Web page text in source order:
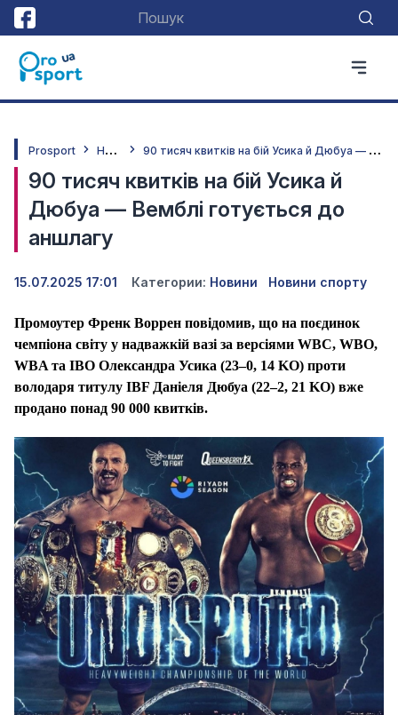
Prosport Н
овини 9
0 тисяч квитків на бій Усика й Дюбуа — Вемблі готується до аншлагу
90 тисяч квитків на бій Усика й
Дюбуа — Вемблі готується до
аншлагу
15.07.2025 17:01 Категории: Новини Новини спорту
Промоутер Френк Воррен повідомив, що на поєдинок
чемпіона світу у надважкій вазі за версіями WBC, WBO,
WBA та IBO Олександра Усика (23–0, 14 KO) проти
володаря титулу IBF Даніеля Дюбуа (22–2, 21 KO) вже
продано понад 90 000 квитків.